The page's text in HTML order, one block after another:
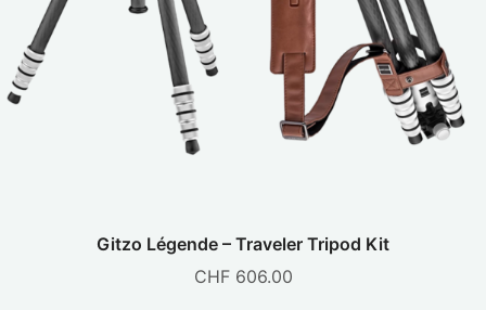
Gitzo Légende – Traveler Tripod Kit
CHF606.00